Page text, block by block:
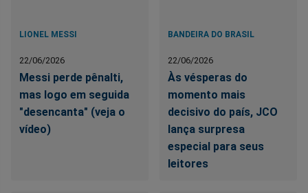
LIONEL MESSI
22/06/2026
Messi perde pênalti,
mas logo em seguida
"desencanta" (veja o
vídeo)
BANDEIRA DO BRASIL
22/06/2026
Às vésperas do
momento mais
decisivo do país, JCO
lança surpresa
especial para seus
leitores